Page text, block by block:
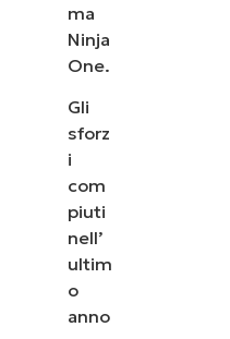
ma
Ninja
One.
Gli
sforz
i
com
piuti
nell’
ultim
o
anno
Guarda
Dai un’occhiata alle